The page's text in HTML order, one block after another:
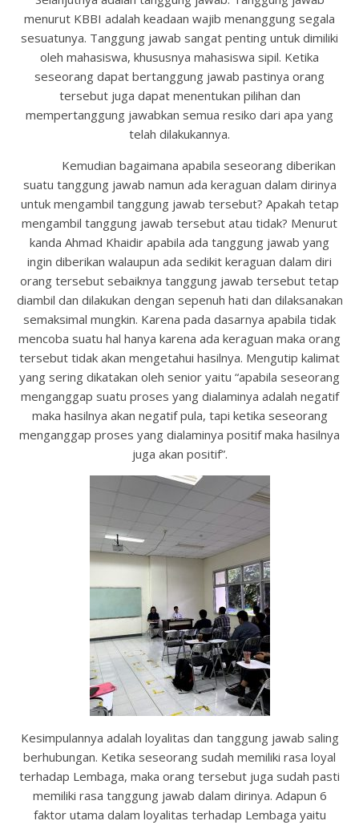
menurut KBBI adalah keadaan wajib menanggung segala
sesuatunya. Tanggung jawab sangat penting untuk dimiliki
oleh mahasiswa, khususnya mahasiswa sipil. Ketika
seseorang dapat bertanggung jawab pastinya orang
tersebut juga dapat menentukan pilihan dan
mempertanggung jawabkan semua resiko dari apa yang
telah dilakukannya.
Kemudian bagaimana apabila seseorang diberikan
suatu tanggung jawab namun ada keraguan dalam dirinya
untuk mengambil tanggung jawab tersebut? Apakah tetap
mengambil tanggung jawab tersebut atau tidak? Menurut
kanda Ahmad Khaidir apabila ada tanggung jawab yang
ingin diberikan walaupun ada sedikit keraguan dalam diri
orang tersebut sebaiknya tanggung jawab tersebut tetap
diambil dan dilakukan dengan sepenuh hati dan dilaksanakan
semaksimal mungkin. Karena pada dasarnya apabila tidak
mencoba suatu hal hanya karena ada keraguan maka orang
tersebut tidak akan mengetahui hasilnya. Mengutip kalimat
yang sering dikatakan oleh senior yaitu “apabila seseorang
menganggap suatu proses yang dialaminya adalah negatif
maka hasilnya akan negatif pula, tapi ketika seseorang
menganggap proses yang dialaminya positif maka hasilnya
juga akan positif”.
Kesimpulannya adalah loyalitas dan tanggung jawab saling
berhubungan. Ketika seseorang sudah memiliki rasa loyal
terhadap Lembaga, maka orang tersebut juga sudah pasti
memiliki rasa tanggung jawab dalam dirinya. Adapun 6
faktor utama dalam loyalitas terhadap Lembaga yaitu